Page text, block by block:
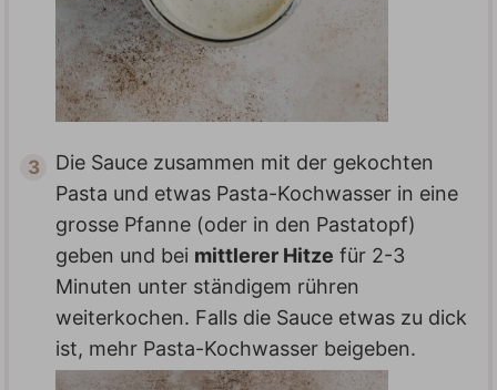
Die Sauce zusammen mit der gekochten
Pasta und etwas Pasta-Kochwasser in eine
grosse Pfanne (oder in den Pastatopf)
geben und bei mittlerer Hitze für 2-3
Minuten unter ständigem rühren
weiterkochen. Falls die Sauce etwas zu dick
ist, mehr Pasta-Kochwasser beigeben.